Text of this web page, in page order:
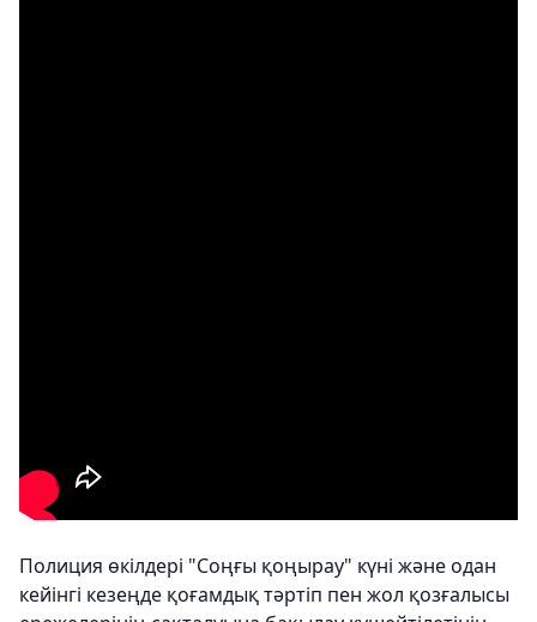
Полиция өкілдері "Соңғы қоңырау" күні және одан
кейінгі кезеңде қоғамдық тәртіп пен жол қозғалысы